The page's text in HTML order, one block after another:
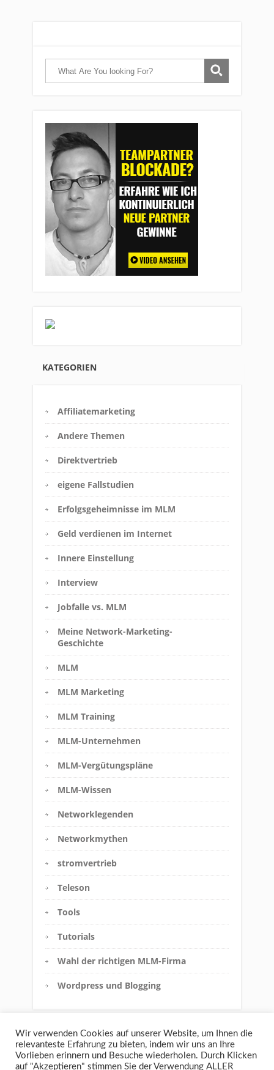
Save the details above in this browser for the next time I
comment
By using this form you agree with the storage and
KATEGORIEN
Affiliatemarketing
Andere Themen
Direktvertrieb
eigene Fallstudien
Erfolgsgeheimnisse im MLM
Interview
Wir verwenden Cookies auf unserer Website, um Ihnen die
relevanteste Erfahrung zu bieten, indem wir uns an Ihre
Vorlieben erinnern und Besuche wiederholen. Durch Klicken
auf "Akzeptieren" stimmen Sie der Verwendung ALLER